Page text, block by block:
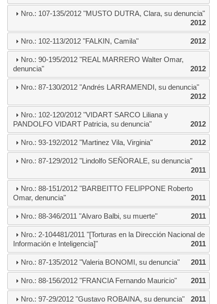
Nro.: 107-135/2012 "MUSTO DUTRA, Clara, su denuncia"
2012
Nro.: 102-113/2012 "FALKIN, Camila" 2012
Nro.: 90-195/2012 "REAL MARRERO Walter Omar,
denuncia"
2012
Nro.: 87-130/2012 "Andrés LARRAMENDI, su denuncia"
2012
Nro.: 102-120/2012 "VIDART SARCO Liliana y
PANDOLFO VIDART Patricia, su denuncia"
2012
Nro.: 93-192/2012 "Martinez Vila, Virginia" 2012
Nro.: 87-129/2012 "Lindolfo SEÑORALE, su denuncia"
2011
Nro.: 88-151/2012 "BARBEITTO FELIPPONE Roberto
Omar, denuncia"
2011
Nro.: 88-346/2011 "Alvaro Balbi, su muerte" 2011
Nro.: 2-104481/2011 "[Torturas en la Dirección Nacional de
Información e Inteligencia]"
2011
Nro.: 87-135/2012 "Valeria BONOMI, su denuncia" 2011
Nro.: 88-156/2012 "FRANCIA Fernando Mauricio" 2011
Nro.: 97-29/2012 "Gustavo ROBAINA, su denuncia" 2011